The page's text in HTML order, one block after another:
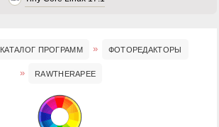
КАТАЛОГ ПРОГРАММ ФОТОРЕДАКТОРЫ
RAWTHERAPEE